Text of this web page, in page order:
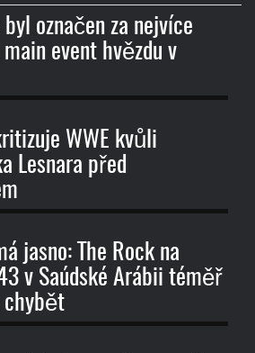
byl označen za nejvíce
event hvězdu v
WWE kvůli
Lesnara před
jasno: The Rock na
v Saúdské Arábii téměř
chybět